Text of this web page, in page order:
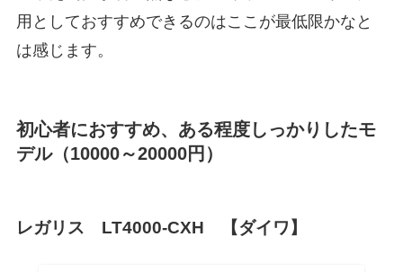
用としておすすめできるのはここが最低限かなと
は感じます。
初心者におすすめ、ある程度しっかりしたモ
デル（10000～20000円）
レガリス LT4000-CXH 【ダイワ】